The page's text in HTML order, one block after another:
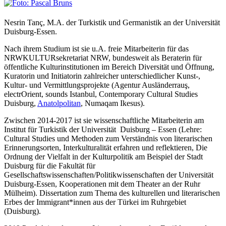
Nesrin Tanç, M.A. der Turkistik und Germanistik an der Universität
Duisburg-Essen.
Nach ihrem Studium ist sie u.A. freie Mitarbeiterin für das
NRWKULTURsekretariat NRW, bundesweit als Beraterin für
öffentliche Kulturinstitutionen im Bereich Diversität und Öffnung,
Kuratorin und Initiatorin zahlreicher unterschiedlicher Kunst-,
Kultur- und Vermittlungsprojekte (Agentur Ausländerrauş,
electrOrient, sounds Istanbul, Contemporary Cultural Studies
Duisburg, Anatolpolitan, Numaqam Ikesus).
Zwischen 2014-2017 ist sie wissenschaftliche Mitarbeiterin am
Institut für Turkistik der Universität Duisburg – Essen (Lehre:
Cultural Studies und Methoden zum Verständnis von literarischen
Erinnerungsorten, Interkulturalität erfahren und reflektieren, Die
Ordnung der Vielfalt in der Kulturpolitik am Beispiel der Stadt
Duisburg für die Fakultät für
Gesellschaftswissenschaften/Politikwissenschaften der Universität
Duisburg-Essen, Kooperationen mit dem Theater an der Ruhr
Mülheim). Dissertation zum Thema des kulturellen und literarischen
Erbes der Immigrant*innen aus der Türkei im Ruhrgebiet
(Duisburg).